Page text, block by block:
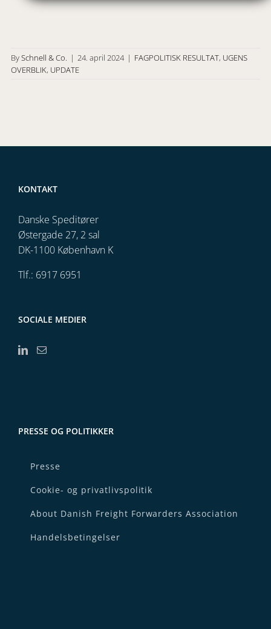
BySchnell & Co. | 24. april 2024 | FAGPOLITISK RESULTAT, UGENS
OVERBLIK, UPDATE
KONTAKT
Danske Speditører
Østergade 27, 2 sal
DK-1100 København K
Tlf.: 6917 6951
SOCIALE MEDIER
PRESSE OG POLITIKKER
Presse
Cookie- og privatlivspolitik
About Danish Freight Forwarders Association
Handelsbetingelser